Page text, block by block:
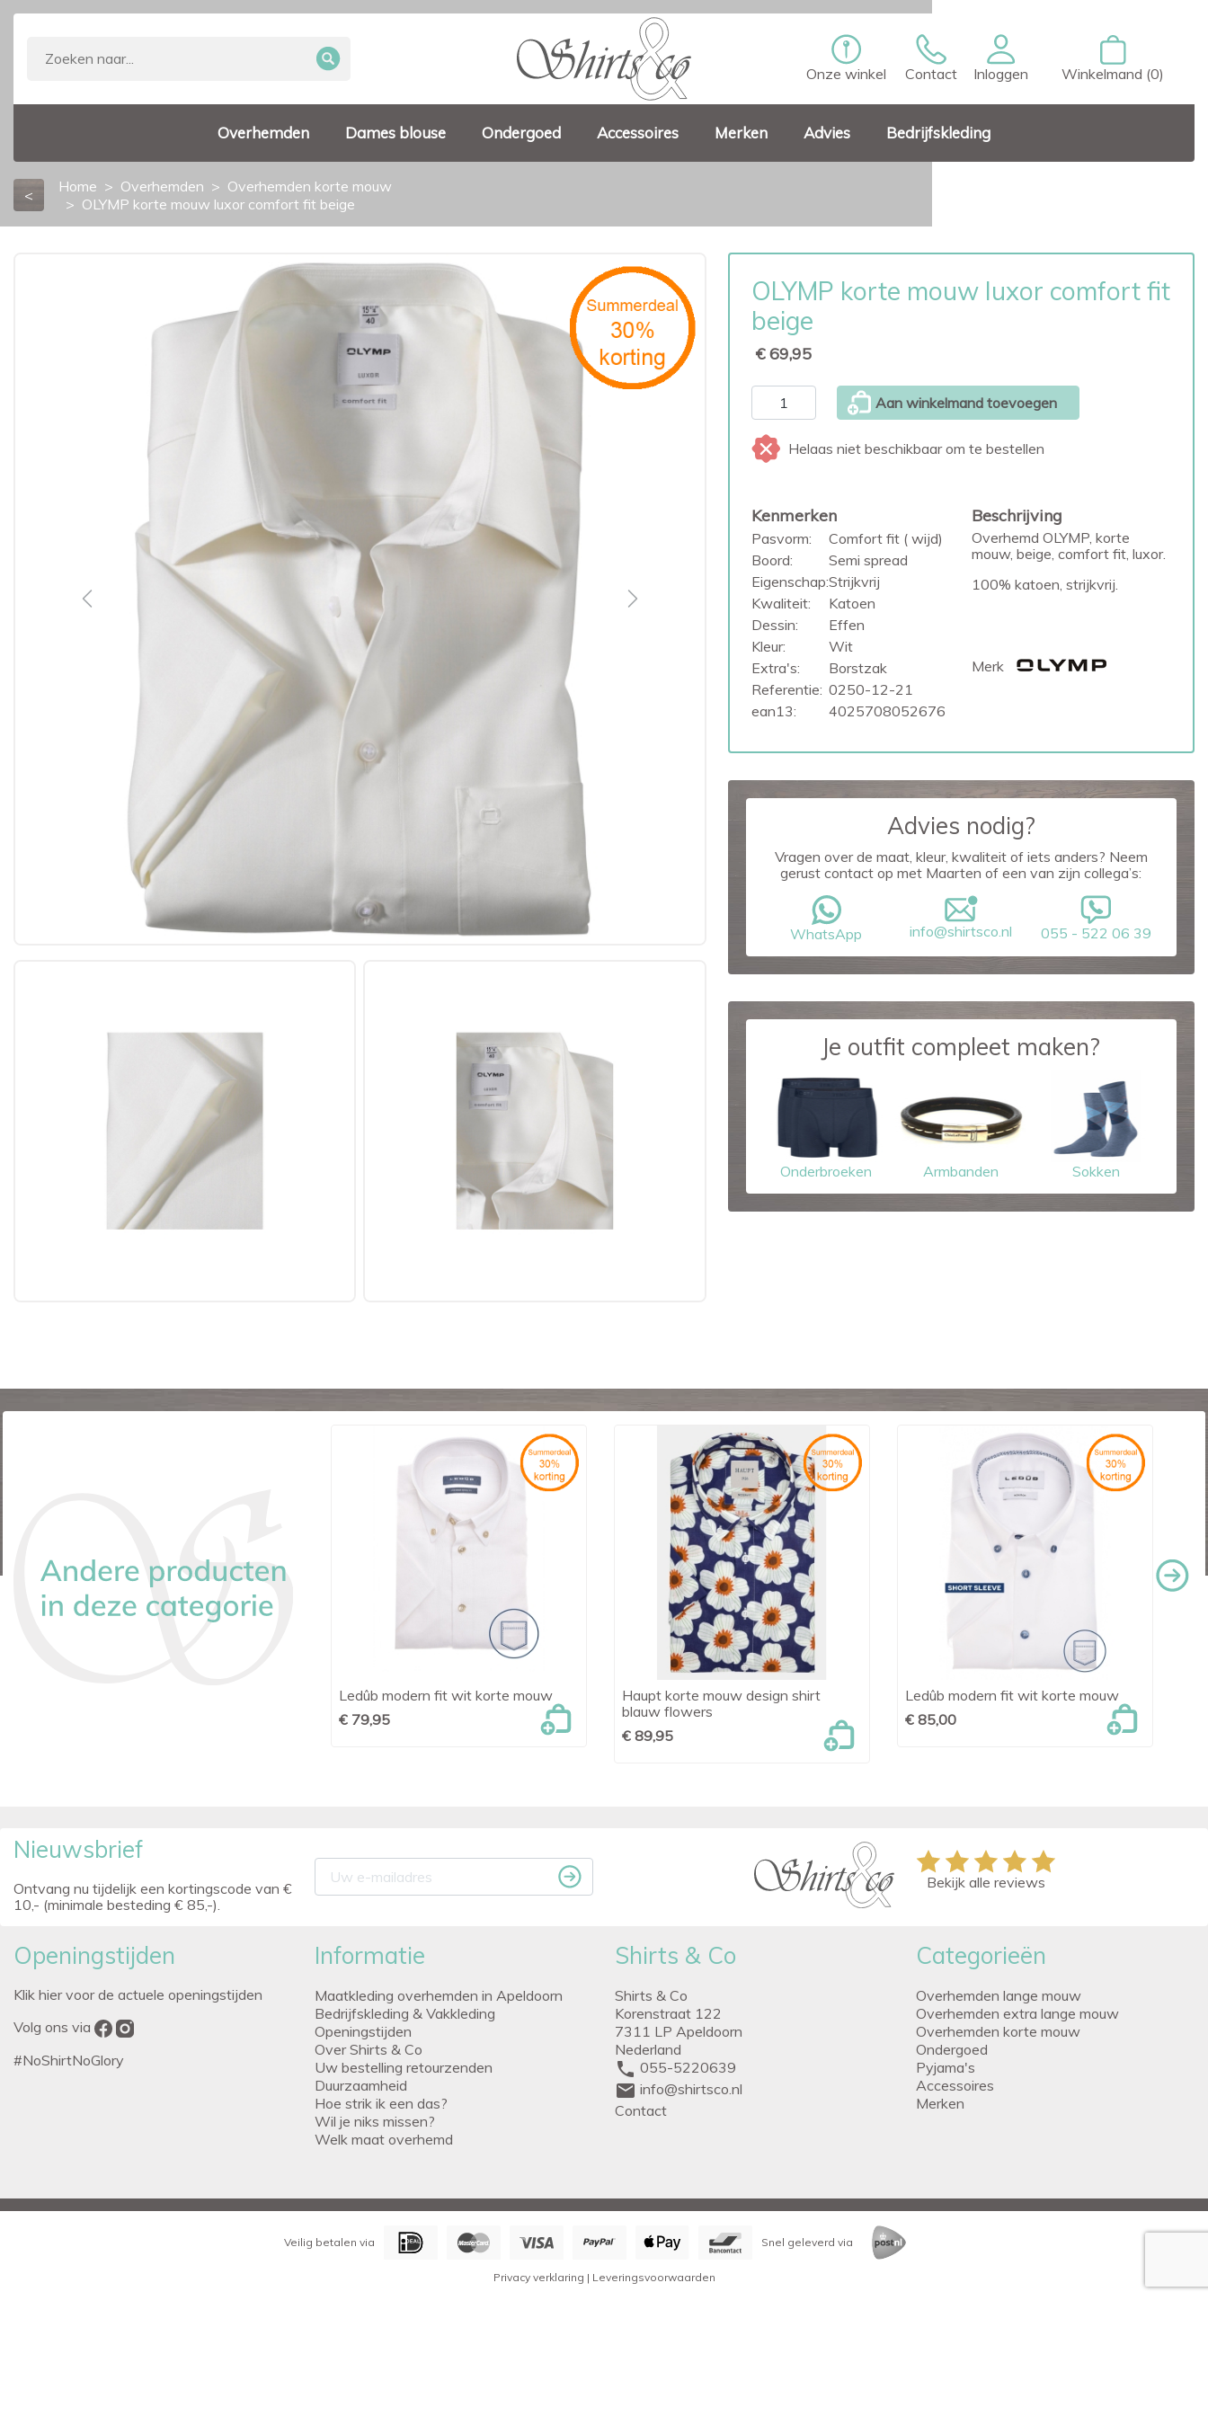
Onze winkel Contact Inloggen Winkelmand (0)
Overhemden Dames blouse Ondergoed Accessoires Merken Advies Bedrijfskleding
< Home Overhemden
Overhemden korte mouw
OLYMP korte mouw luxor comfort fit beige
Previous Next
OLYMP korte mouw luxor comfort fit
beige
€ 69,95
Aan winkelmand toevoegen
Helaas niet beschikbaar om te bestellen
Kenmerken
Pasvorm:
Comfort fit ( wijd)
Boord:
Semi spread
Eigenschap:Strijkvrij
Kwaliteit:
Katoen
Dessin:
Effen
Kleur:
Wit
Extra's:
Borstzak
Referentie: 0250-12-21
ean13:
4025708052676
Beschrijving
Overhemd OLYMP, korte
mouw, beige, comfort fit, luxor.
100% katoen, strijkvrij.
Merk
Advies nodig?
Vragen over de maat, kleur, kwaliteit of iets anders? Neem
gerust contact op met Maarten of een van zijn collega’s:
WhatsApp info@shirtsco.nl 055 - 522 06 39
Je outfit compleet maken?
Onderbroeken Armbanden Sokken
 Snel bekijken
Ledûb modern fit wit korte mouw
€ 79,95
 Snel bekijken
Haupt korte mouw design shirt
blauw flowers
€ 89,95
 Snel bekijken
Ledûb modern fit wit korte mouw
€ 85,00
Nieuwsbrief
Ontvang nu tijdelijk een kortingscode van €
10,- (minimale besteding € 85,-).
Bekijk alle reviews
Openingstijden
Klik hier voor de actuele openingstijden
Volg ons via
#NoShirtNoGlory
Informatie
Maatkleding overhemden in Apeldoorn
Bedrijfskleding & Vakkleding
Openingstijden
Over Shirts & Co
Uw bestelling retourzenden
Duurzaamheid
Hoe strik ik een das?
Wil je niks missen?
Welk maat overhemd
Shirts & Co
Shirts & Co
Korenstraat 122
7311 LP Apeldoorn
Nederland
phone 055-5220639
mail info@shirtsco.nl
Contact
Categorieën
Overhemden lange mouw
Overhemden extra lange mouw
Overhemden korte mouw
Ondergoed
Pyjama's
Accessoires
Merken
Veilig betalen via Snel geleverd via
Privacy verklaring | Leveringsvoorwaarden